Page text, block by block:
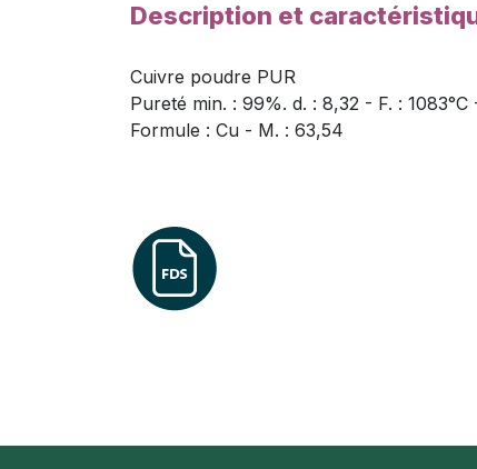
Description et
Cuivre poudre PUR
Pureté min. : 99%. d. : 8,32 - F. :
Formule : Cu - M. : 63,54